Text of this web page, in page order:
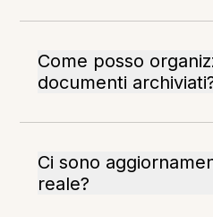
Come posso
documenti
Ci sono
reale?